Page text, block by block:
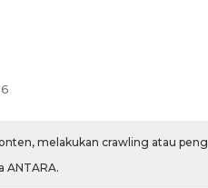
melakukan crawling atau
ANTARA.